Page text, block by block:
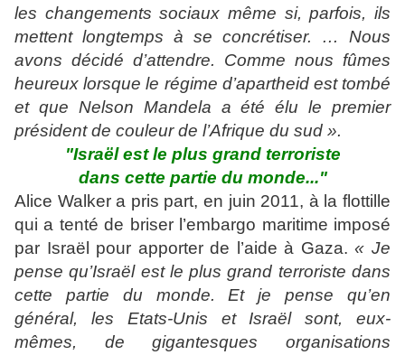
les changements sociaux même si, parfois, ils
mettent longtemps à se concrétiser. … Nous
avons décidé d’attendre. Comme nous fûmes
heureux lorsque le régime d’apartheid est tombé
et que Nelson Mandela a été élu le premier
président de couleur de l’Afrique du sud ».
"Israël est le plus grand terroriste
dans cette partie du monde..."
Alice Walker a pris part, en juin 2011, à la flottille
qui a tenté de briser l’embargo maritime imposé
par Israël pour apporter de l’aide à Gaza.« Je
pense qu’Israël est le plus grand terroriste dans
cette partie du monde. Et je pense qu’en
général, les Etats-Unis et Israël sont, eux-
mêmes, de gigantesques organisations